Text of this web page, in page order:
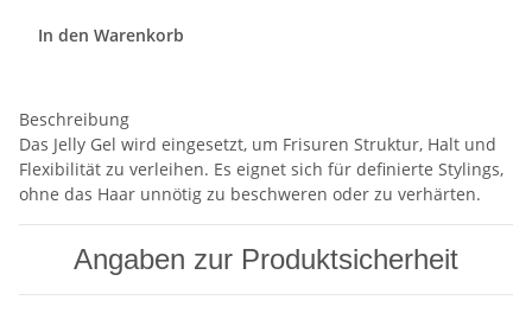
In den Warenkorb
Beschreibung
Das Jelly Gel wird eingesetzt, um Frisuren Struktur, Halt und
Flexibilität zu verleihen. Es eignet sich für definierte Stylings,
ohne das Haar unnötig zu beschweren oder zu verhärten.
Angaben zur Produktsicherheit